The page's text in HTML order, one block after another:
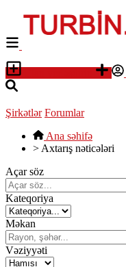
Şirkətlər Forumlar
Ana səhifə
> Axtarış nəticələri
Açar söz
Kateqoriya
Məkan
Vəziyyəti